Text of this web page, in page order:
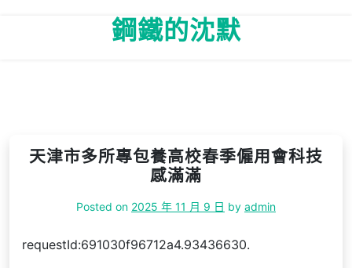
鋼鐵的沈默
天津市多所專包養高校春季僱用會科技
感滿滿
Posted on 2025 年 11 月 9 日 by admin
requestId:691030f96712a4.93436630.